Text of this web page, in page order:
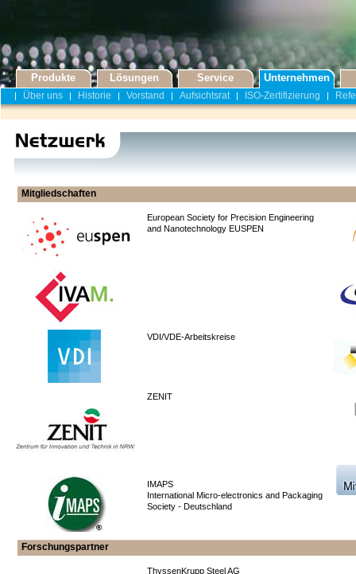
Produkte Lösungen Service Unternehmen
| Über uns | Historie | Vorstand | Aufsichtsrat | ISO-Zertifizierung |
Mitgliedschaften
European Society for Precision Engineering
and Nanotechnology EUSPEN
VDI/VDE-Arbeitskreise
ZENIT
IMAPS
International Micro-electronics and Packaging
Society - Deutschland
Forschungspartner
ThyssenKrupp Steel AG